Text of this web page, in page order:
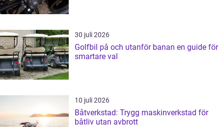
30 juli 2026
Golfbil på och utanför banan en guide för
smartare val
10 juli 2026
Båtverkstad: Trygg maskinverkstad för
båtliv utan avbrott